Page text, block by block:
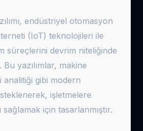
endüstriyel otomasyon
(IoT) teknolojileri ile
süreçlerini devrim niteliğinde
yazılımlar, makine
gibi modern
işletmelere
için tasarlanmıştır.